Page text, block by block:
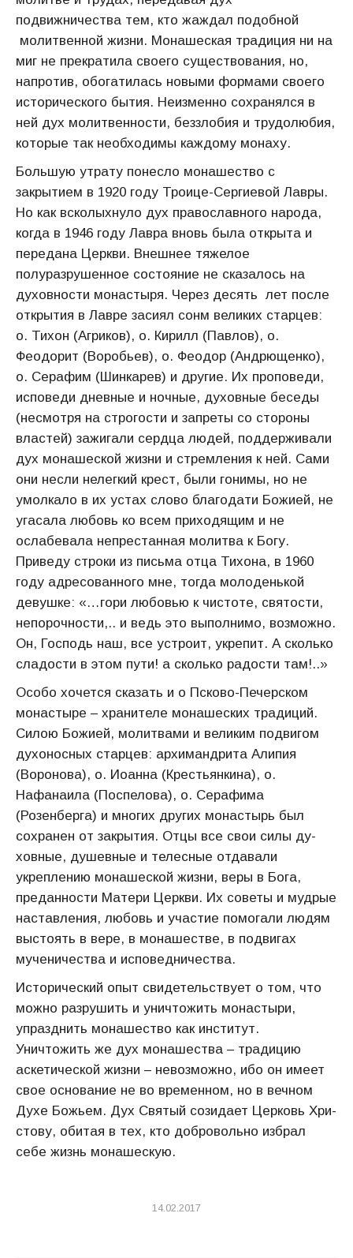
подвижничества тем, кто жаждал подобной
молитвенной жизни. Монашеская традиция ни на
миг не пре­кратила своего существования, но,
напротив, обогатилась новыми формами своего
исторического бытия. Неизменно сохранялся в
ней дух молитвенности, беззлобия и трудолюбия,
которые так необхо­димы каждому монаху.
Большую утрату понесло монашество с
закрытием в 1920 году Троице-Сергиевой Лавры.
Но как всколыхнуло дух православного народа,
когда в 1946 году Лавра вновь была открыта и
передана Церкви. Внешнее тяжелое
полуразрушенное состояние не сказалось на
духовности монастыря. Через десять лет после
откры­тия в Лавре засиял сонм великих старцев:
о. Тихон (Агриков), о. Кирилл (Павлов), о.
Феодорит (Воробьев), о. Феодор (Андрющенко),
о. Серафим (Шинкарев) и другие. Их проповеди,
исповеди дневные и ночные, духовные бе­седы
(несмотря на строгости и запреты со стороны
властей) зажи­гали сердца людей, поддерживали
дух монашеской жизни и стрем­ления к ней. Сами
они несли нелегкий крест, были гонимы, но не
умолкало в их устах слово благодати Божией, не
угасала любовь ко всем приходящим и не
ослабевала непре­станная молитва к Богу.
Приведу строки из письма отца Тихона, в 1960
году адресованного мне, тогда молоденькой
девушке: «…гори любовью к чистоте, святости,
непорочности,.. и ведь это выполнимо, возможно.
Он, Господь наш, все устроит, укрепит. А сколько
сладости в этом пути! а сколько радости там!..»
Особо хочется сказать и о Псково-Печерском
монастыре – хра­нителе монашеских традиций.
Силою Божией, молитвами и вели­ким подвигом
духоносных старцев: архимандрита Алипия
(Воронова), о. Иоанна (Крестьянкина), о.
Нафанаила (Поспелова), о. Серафима
(Розенберга) и многих дру­гих монастырь был
сохранен от закрытия. Отцы все свои силы ду­
ховные, душевные и телесные отдавали
укреплению монашеской жизни, веры в Бога,
преданности Матери Церкви. Их советы и мудрые
наставления, любовь и участие помогали людям
выстоять в ве­ре, в монашестве, в подвигах
мученичества и исповедничества.
Исторический опыт свидетельствует о том, что
можно разру­шить и уничтожить монастыри,
упразднить монашество как инсти­тут.
Уничтожить же дух монашества – традицию
аскетической жизни – невозможно, ибо он имеет
свое основание не во времен­ном, но в вечном
Духе Божьем. Дух Святый созидает Церковь Хри­
стову, обитая в тех, кто добровольно избрал
себе жизнь монаше­скую.
14.02.2017